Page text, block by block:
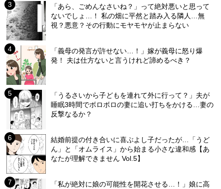
「あら、ごめんなさいね？」って絶対悪いと思って
ないでしょ…！ 私の畑に平然と踏み入る隣人…無
視？悪意？その行動にモヤモヤが止まらない
「義母の発言が許せない…！」嫁が義母に怒り爆
発！ 夫は仕方ないと言うけれど諦めるべき？
「うるさいから子どもを連れて外に行って？」夫が
睡眠3時間でボロボロの妻に追い打ちをかける…妻の
反撃なるか？
結婚前提の付き合いに喜ぶよし子だったが…「うど
ん」と「オムライス」から始まる小さな違和感【あ
なたが理解できません Vol.5】
「私が絶対に娘の可能性を開花させる…！」娘に高